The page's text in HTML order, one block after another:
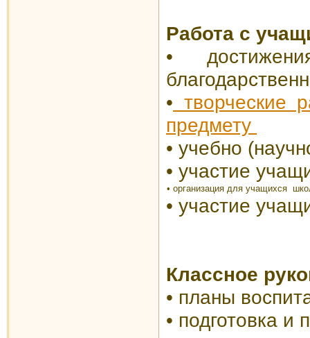
Работа с
• д
• творческие
предмету
• учебно
• участие
• организация для учащихся
• участие
Классное
• планы
• подготовка и